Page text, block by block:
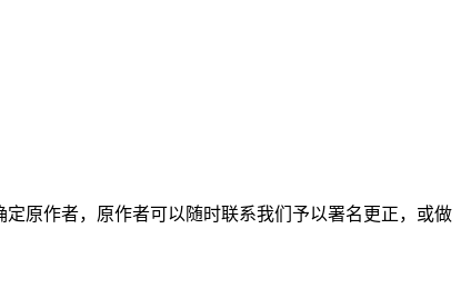
原作者，原作者可以随时联系我们予以署名更正，或做